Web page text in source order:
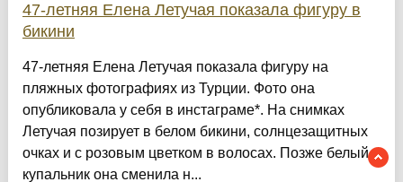
47-летняя Елена Летучая показала фигуру в
бикини
47-летняя Елена Летучая показала фигуру на
пляжных фотографиях из Турции. Фото она
опубликовала у себя в инстаграме*. На снимках
Летучая позирует в белом бикини, солнцезащитных
очках и с розовым цветком в волосах. Позже белый
купальник она сменила н...